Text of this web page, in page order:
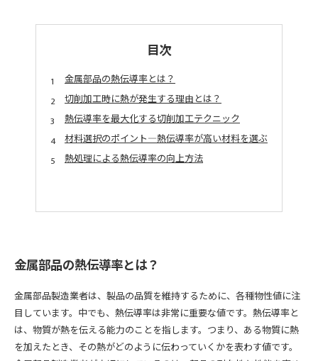
目次
金属部品の熱伝導率とは？
切削加工時に熱が発生する理由とは？
熱伝導率を最大化する切削加工テクニック
材料選択のポイント―熱伝導率が高い材料を選ぶ
熱処理による熱伝導率の向上方法
金属部品の熱伝導率とは？
金属部品製造業者は、製品の品質を維持するために、各種物性値に注
目しています。中でも、熱伝導率は非常に重要な値です。熱伝導率と
は、物質が熱を伝える能力のことを指します。つまり、ある物質に熱
を加えたとき、その熱がどのように伝わっていくかを表わす値です。